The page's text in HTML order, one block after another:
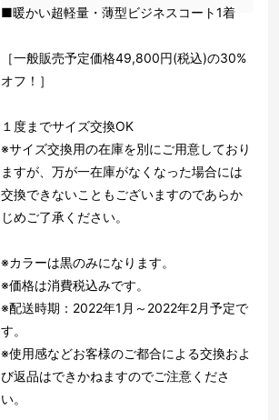
■暖かい超軽量・薄型ビジネスコート1着
［一般販売予定価格49,800円(税込)の30%
オフ！］
１度までサイズ交換OK
※サイズ交換用の在庫を別にご用意しており
ますが、万が一在庫がなくなった場合には
交換できないこともございますのであらか
じめご了承ください。
※カラーは黒のみになります。
※価格は消費税込みです。
※配送時期：2022年1月～2022年2月予定で
す。
※使用感などお客様のご都合による交換およ
び返品はできかねますのでご注意くださ
い。